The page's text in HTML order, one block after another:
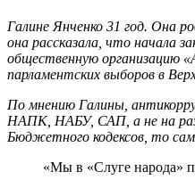
Галине Янченко 31 год. Она
она рассказала, что начала
общественную организацию
парламентских выборов в
По мнению Галины,
НАПК, НАБУ, САП, а не на
Бюджетного кодексов, то
«Мы в «Слуге народа»